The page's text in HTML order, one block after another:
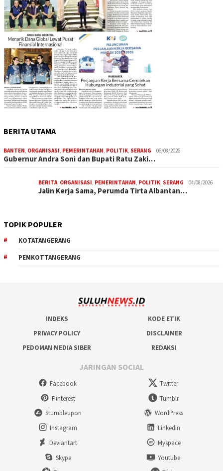
BERITA UTAMA
BANTEN ORGANISASI PEMERINTAHAN POLITIK SERANG 06/08/2026
Gubernur Andra Soni dan Bupati Ratu Zaki…
BERITA ORGANISASI PEMERINTAHAN POLITIK SERANG 04/08/2026
Jalin Kerja Sama, Perumda Tirta Albantan…
TOPIK POPULER
KOTATANGERANG
PEMKOTTANGERANG
INDEKS
KODE ETIK
PRIVACY POLICY
DISCLAIMER
PEDOMAN MEDIA SIBER
REDAKSI
JARINGAN SOCIAL
Facebook
Twitter
Pinterest
Tumblr
Stumbleupon
WordPress
Instagram
Linkedin
Deviantart
Myspace
Skype
Youtube